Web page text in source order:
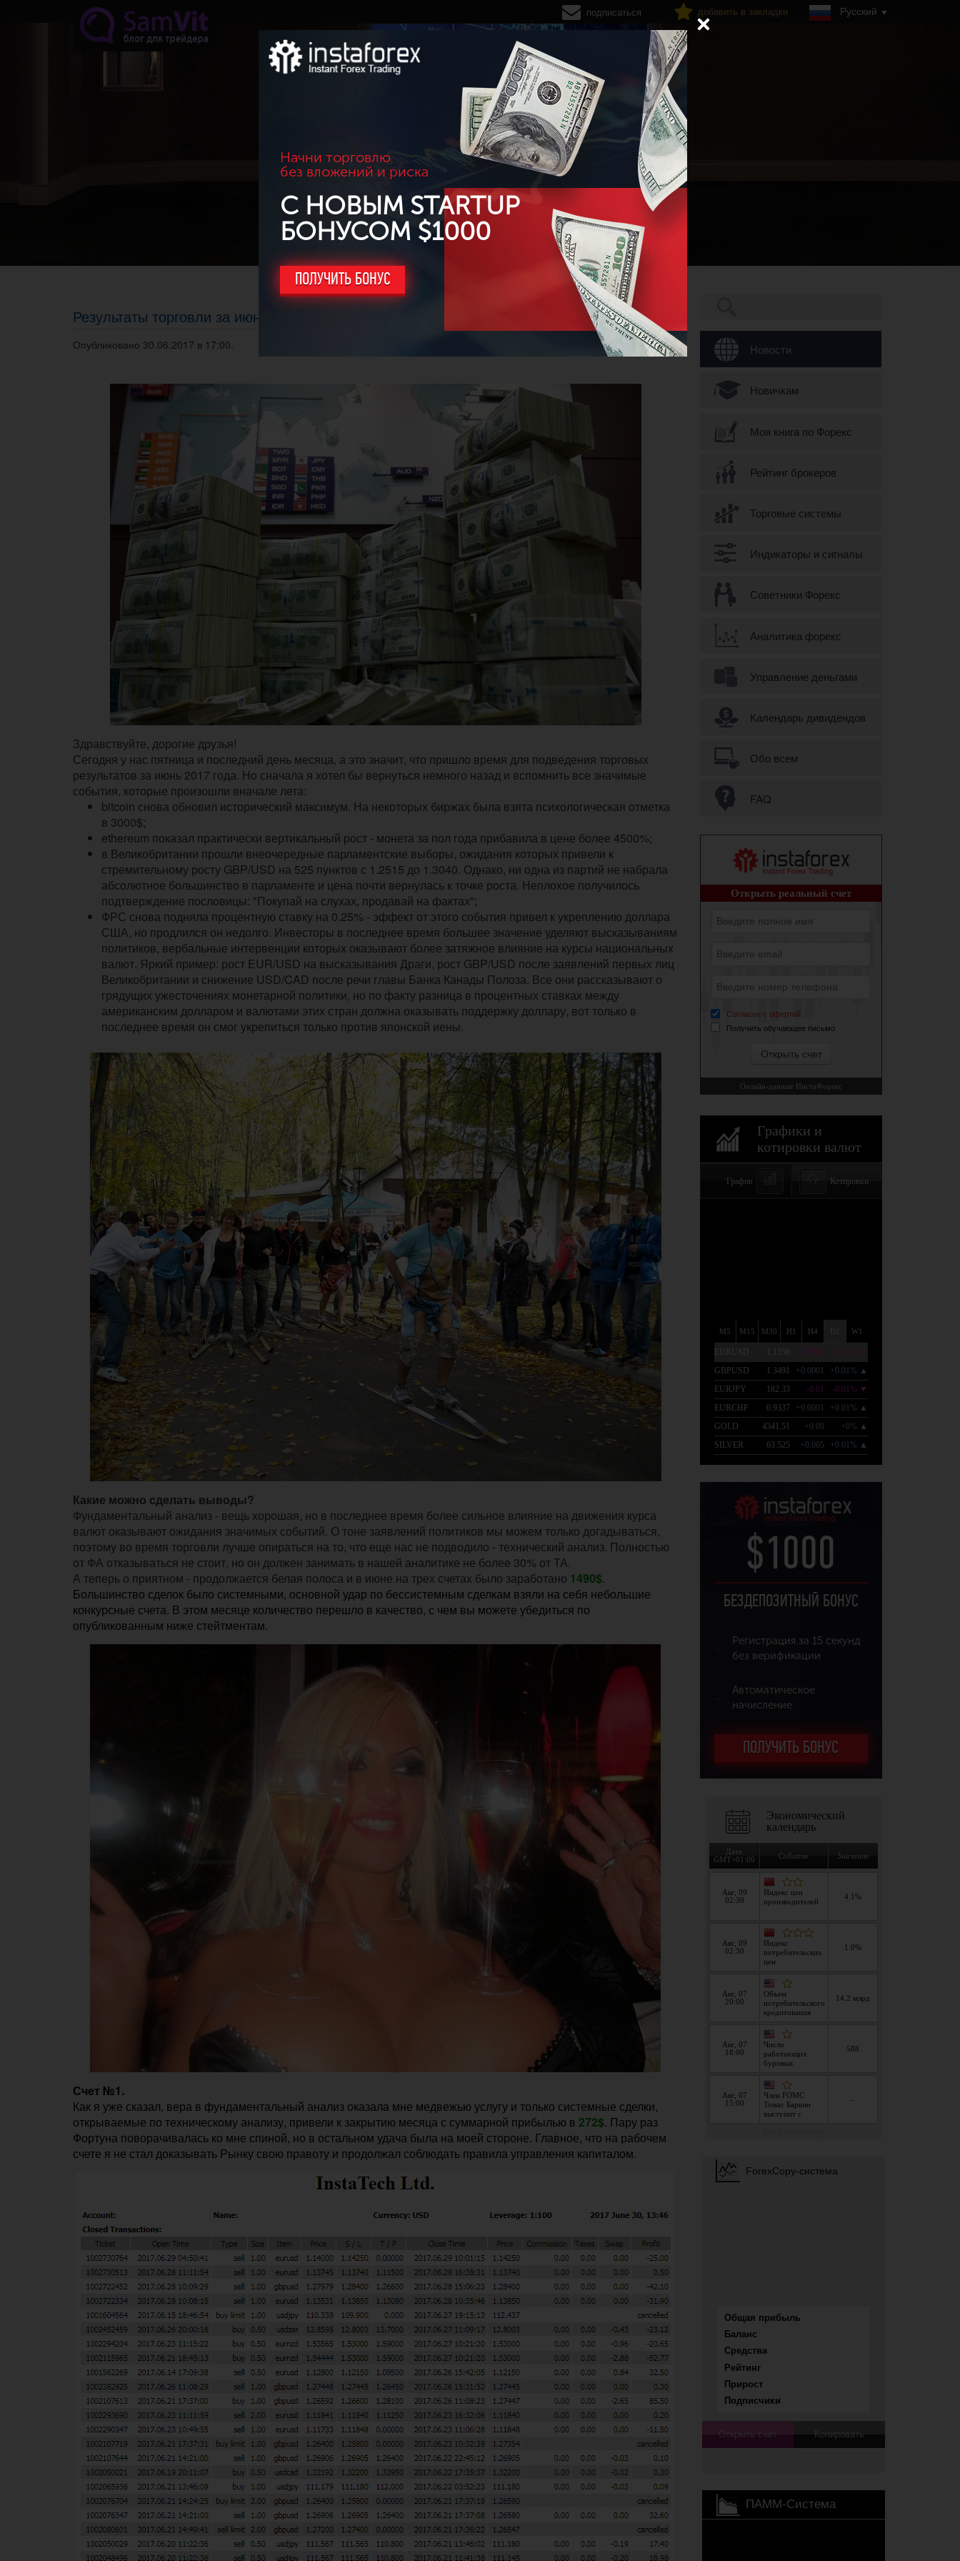
Перейти к основному содержанию
Начни торговлю
без вложений и риска
С НОВЫМ STARTUP
БОНУСОМ $1000
ПОЛУЧИТЬ БОНУС
подписаться добавить в закладки Русский
Новости
Новичкам
Моя книга по Форекс
Рейтинг брокеров
Торговые системы
Индикаторы и сигналы
Советники Форекс
Аналитика форекс
Управление деньгами
Календарь дивидендов
Обо всем
FAQ
$1000
БЕЗДЕПОЗИТНЫЙ БОНУС
Регистрация за 15 секунд
без верификации
Автоматическое
начисление
ПОЛУЧИТЬ БОНУС
Результаты торговли за июнь 2017г. Прибыль: +1490$
Опубликовано 30.06.2017 в 17:00.
Здравствуйте, дорогие друзья!
Сегодня у нас пятница и последний день месяца, а это значит, что пришло время для подведения торговых
результатов за июнь 2017 года. Но сначала я хотел бы вернуться немного назад и вспомнить все значимые
события, которые произошли вначале лета:
bitcoin снова обновил исторический максимум. На некоторых биржах была взята психологическая отметка
в 3000$;
ethereum показал практически вертикальный рост - монета за пол года прибавила в цене более 4500%;
в Великобритании прошли внеочередные парламентские выборы, ожидания которых привели к
стремительному росту GBP/USD на 525 пунктов с 1.2515 до 1.3040. Однако, ни одна из партий не набрала
абсолютное большинство в парламенте и цена почти вернулась к точке роста. Неплохое получилось
подтверждение пословицы: "Покупай на слухах, продавай на фактах";
ФРС снова подняла процентную ставку на 0.25% - эффект от этого события привел к укреплению доллара
США, но продлился он недолго. Инвесторы в последнее время большее значение уделяют высказываниям
политиков, вербальные интервенции которых оказывают более затяжное влияние на курсы национальных
валют. Яркий пример: рост EUR/USD на высказывания Драги, рост GBP/USD после заявлений первых лиц
Великобритании и снижение USD/CAD после речи главы Банка Канады Полоза. Все они рассказывают о
грядущих ужесточениях монетарной политики, но по факту разница в процентных ставках между
американским долларом и валютами этих стран должна оказывать поддержку доллару, вот только в
последнее время он смог укрепиться только против японской иены.
Какие можно сделать выводы?
Фундаментальный анализ - вещь хорошая, но в последнее время более сильное влияние на движения курса
валют оказывают ожидания значимых событий. О тоне заявлений политиков мы можем только догадываться,
поэтому во время торговли лучше опираться на то, что еще нас не подводило - технический анализ. Полностью
от ФА отказываться не стоит, но он должен занимать в нашей аналитике не более 30% от ТА.
А теперь о приятном - продолжается белая полоса и в июне на трех счетах было заработано 1490$.
Большинство сделок было системными, основной удар по бессистемным сделкам взяли на себя небольшие
конкурсные счета. В этом месяце количество перешло в качество, с чем вы можете убедиться по
опубликованным ниже стейтментам.
Счет №1.
Как я уже сказал, вера в фундаментальный анализ оказала мне медвежью услугу и только системные сделки,
открываемые по техническому анализу, привели к закрытию месяца с суммарной прибылью в 272$. Пару раз
Фортуна поворачивалась ко мне спиной, но в остальном удача была на моей стороне. Главное, что на рабочем
счете я не стал доказывать Рынку свою правоту и продолжал соблюдать правила управления капиталом.